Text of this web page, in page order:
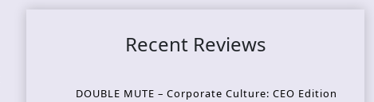
Recent Reviews
DOUBLE MUTE – Corporate Culture: CEO Edition